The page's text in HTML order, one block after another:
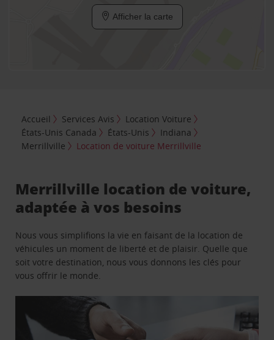
Afficher la carte
Accueil Services Avis
Location Voiture
États-Unis Canada
États-Unis
Indiana
Merrillville
Location de voiture Merrillville
Merrillville location de voiture,
adaptée à vos besoins
Nous vous simplifions la vie en faisant de la location de
véhicules un moment de liberté et de plaisir. Quelle que
soit votre destination, nous vous donnons les clés pour
vous offrir le monde.